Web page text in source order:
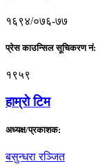
१६९४/०७६-७७
प्रेस काउन्सिल सूचिकरण नं:
१९५९
हाम्राे टिम
अध्यक्ष/प्रकाशक:
बसुन्धरा रञ्जित